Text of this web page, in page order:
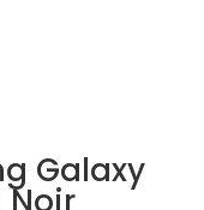
Galaxy